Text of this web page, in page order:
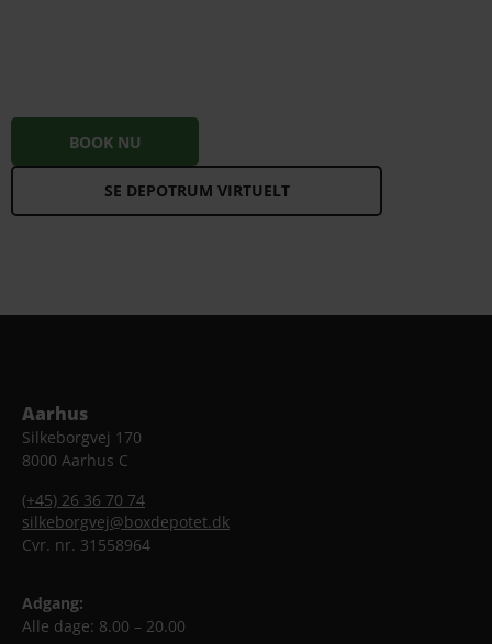
BOOK NU
SE DEPOTRUM VIRTUELT
Aarhus
Silkeborgvej 170
8000 Aarhus C
(+45) 26 36 70 74
silkeborgvej@boxdepotet.dk
Cvr. nr. 31558964
Adgang:
Alle dage: 8.00 – 20.00